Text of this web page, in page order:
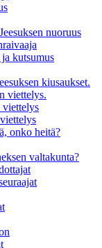
nuoruus
kutsumus
kiusaukset.
viettelys.
viettelys
onko heitä?
valtakunta?